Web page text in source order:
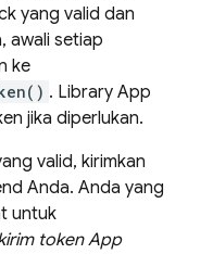
yang valid dan
awali setiap
ke
. Library App
jika diperlukan.
valid, kirimkan
Anda. Anda yang
untuk
token App